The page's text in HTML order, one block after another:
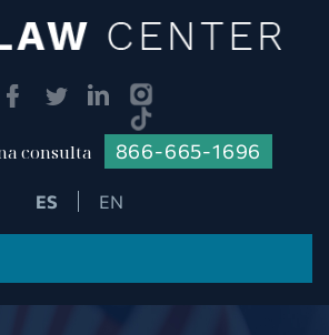
consulta 866-665-1696
EN